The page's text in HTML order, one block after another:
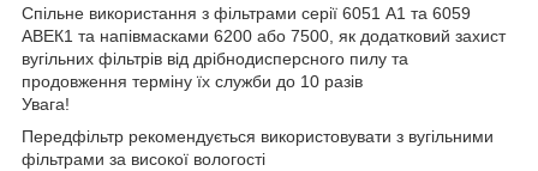
Спільне використання з фільтрами серії 6051 А1 та 6059
АВЕК1 та напівмасками 6200 або 7500, як додатковий захист
вугільних фільтрів від дрібнодисперсного пилу та
продовження терміну їх служби до 10 разів
Увага!
Передфільтр рекомендується використовувати з вугільними
фільтрами за високої вологості